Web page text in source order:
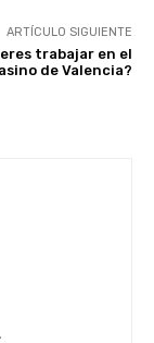
ARTÍCULO SIGUIENTE
trabajar en el
de Valencia?